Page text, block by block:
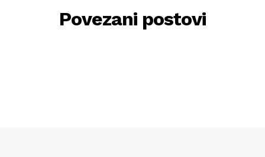
Povezani postovi